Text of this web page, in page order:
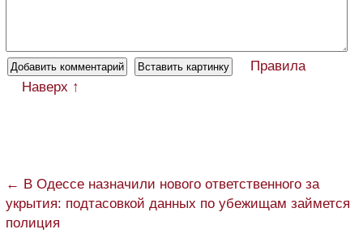
Правила
Наверх ↑
← В Одессе назначили нового ответственного за
укрытия: подтасовкой данных по убежищам займется
полиция